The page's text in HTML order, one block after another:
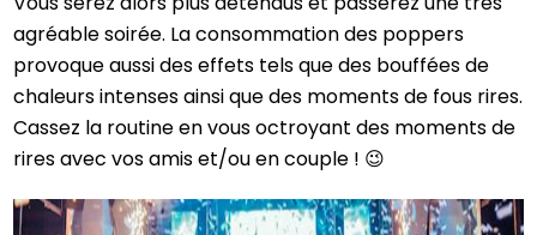
agréable soirée. La consommation des poppers
provoque aussi des effets tels que des bouffées de
chaleurs intenses ainsi que des moments de fous rires.
Cassez la routine en vous octroyant des moments de
rires avec vos amis et/ou en couple ! 😉